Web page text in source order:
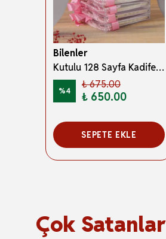
Bilenler
Kutulu 128 Sayfa Kadife Yasin ve İnci Tesbih Seti Pembe 5 Adet
%4
₺ 675.00
₺ 650.00
SEPETE EKLE
Çok Satanlar